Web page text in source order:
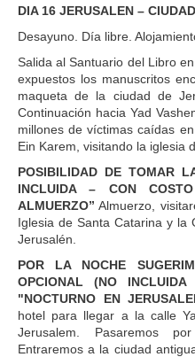
DIA 16 JERUSALEN –
Desayuno. Día libre.
Salida al Santuario del Libro
expuestos los manuscritos
maqueta de la ciudad de
Continuación hacia Yad
millones de víctimas caídas
Ein Karem, visitando la iglesia
POSIBILIDAD DE TOMAR
INCLUIDA – CON
ALMUERZO” Almuerzo,
Iglesia de Santa Catarina y la
Jerusalén.
POR LA NOCHE
OPCIONAL (NO
"NOCTURNO EN
hotel para llegar a la calle
Jerusalem. Pasaremos
Entraremos a la ciudad